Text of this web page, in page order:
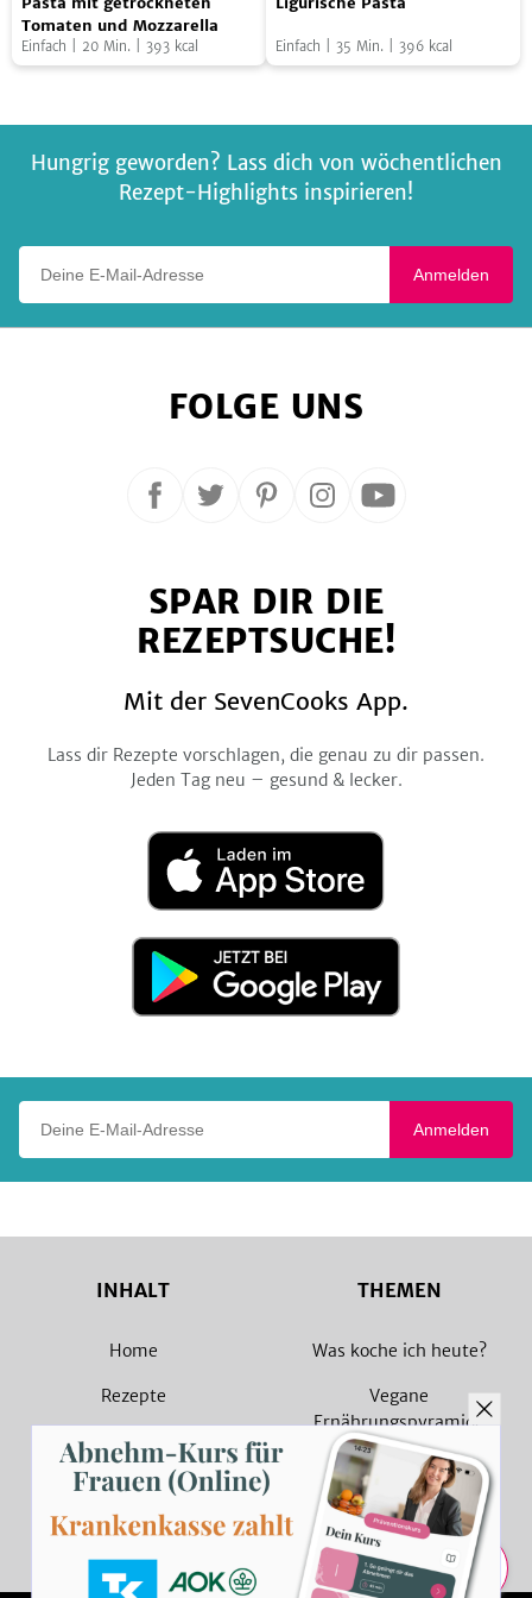
Teilen
mit
getrockneten
Tomaten und Mozzarella
Einfach 20 Min. 393 kcal Einfach 35 Min. 396 kcal
Hungrig geworden? Lass dich von wöchentlichen
Rezept-Highlights inspirieren!
Anmelden
FOLGE UNS
Folge
Facebook
Folge
Twitter
Folge
Pinterest
Folge
Instagram
Folge
YouTube
SPAR DIR DIE
REZEPTSUCHE!
Mit der SevenCooks App.
Lass dir Rezepte vorschlagen, die genau zu dir passen.
Jeden Tag neu – gesund & lecker.
Laden
im
App
Jetzt
Google
Anmelden
INHALT
Home
Rezepte
Magazin
Sammlungen
Rezept Suche
THEMEN
Was koche ich heute?
Vegane
Ernährungspyramide
Vegane Rezepte
Vegetarische Rezepte